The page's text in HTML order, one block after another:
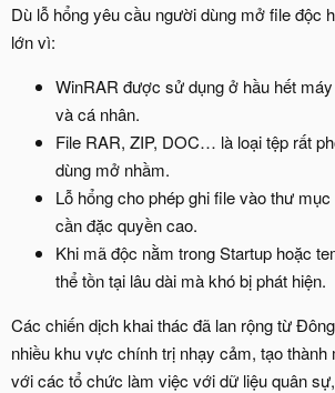
Dù lỗ hổng yêu cầu người dùng mở file độc
lớn vì:
WinRAR được sử dụng ở hầu hết
và cá nhân.
File RAR, ZIP, DOC… là loại tệp rất
dùng mở nhầm.
Lỗ hổng cho phép ghi file vào thư
cần đặc quyền cao.
Khi mã độc nằm trong Startup hoặc
thể tồn tại lâu dài mà khó bị phát hiện.
Các chiến dịch khai thác đã lan rộng từ
nhiều khu vực chính trị nhạy cảm, tạo thành
với các tổ chức làm việc với dữ liệu quân